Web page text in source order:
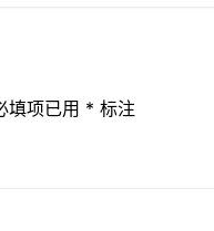
填项已用 * 标注